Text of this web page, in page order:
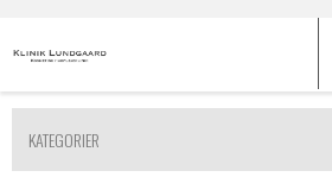
KATEGORIER